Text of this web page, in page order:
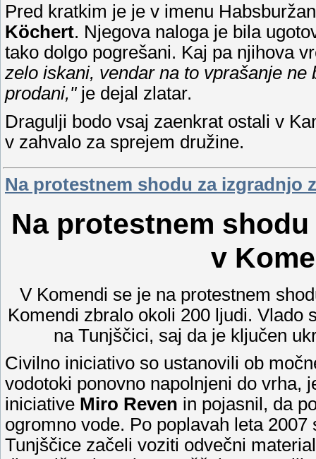
Pred kratkim je je v imenu
Köchert. Njegova naloga je bila
tako dolgo pogrešani. Kaj pa njihova
zelo iskani, vendar na to vprašanje
prodani,"je dejal zlatar.
Dragulji bodo vsaj zaenkrat ostali v
v zahvalo za sprejem družine.
Na protestnem shodu za izgradnjo
Na protestnem
v
V Komendi se je na protestnem
Komendi zbralo okoli 200 ljudi. Vlado
na Tunjščici, saj da je ključen
Civilno iniciativo so ustanovili ob
vodotoki ponovno napolnjeni do vrha,
iniciative Miro Reven in pojasnil, da
ogromno vode. Po poplavah leta
Tunjščice začeli voziti odvečni